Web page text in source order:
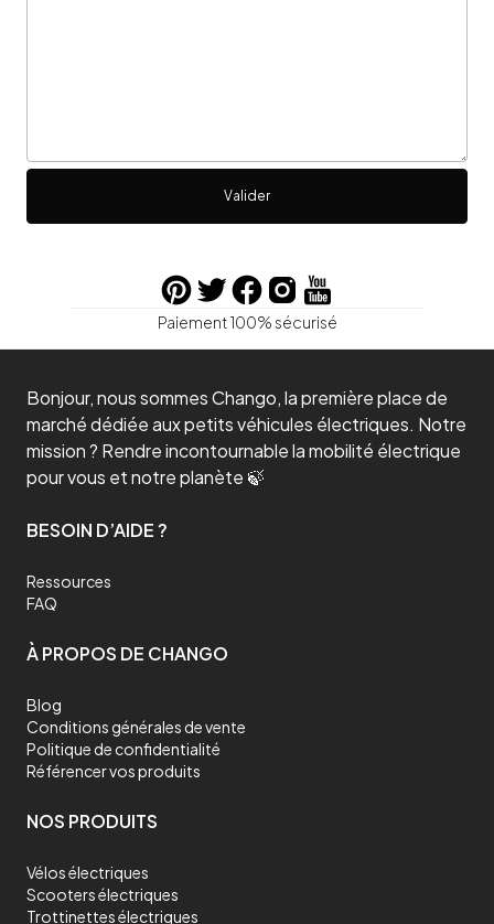
Valider
Paiement 100% sécurisé
Bonjour, nous sommes Chango, la première place de
marché dédiée aux petits véhicules électriques. Notre
mission ? Rendre incontournable la mobilité électrique
pour vous et notre planète 🍃
BESOIN D’AIDE ?
Ressources
FAQ
À PROPOS DE CHANGO
Blog
Conditions générales de vente
Politique de confidentialité
Référencer vos produits
NOS PRODUITS
Vélos électriques
Scooters électriques
Trottinettes électriques